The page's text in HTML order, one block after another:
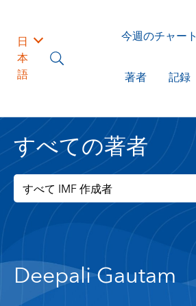
日
本
語
今週のチャート
著者 記録
すべての著者
すべて IMF 作成者
Deepali Gautam